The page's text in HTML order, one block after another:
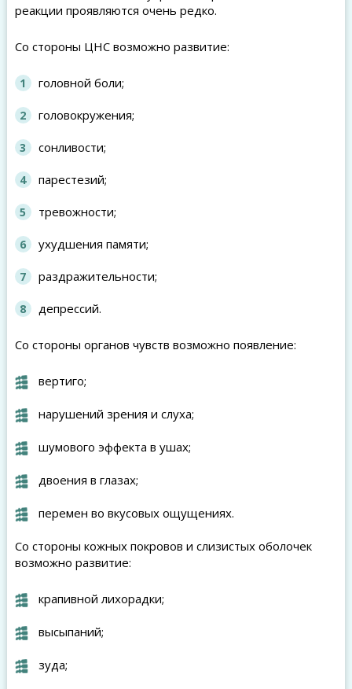
реакции проявляются очень редко.
Со стороны ЦНС возможно развитие:
головной боли;
головокружения;
сонливости;
парестезий;
тревожности;
ухудшения памяти;
раздражительности;
депрессий.
Со стороны органов чувств возможно появление:
вертиго;
нарушений зрения и слуха;
шумового эффекта в ушах;
двоения в глазах;
перемен во вкусовых ощущениях.
Со стороны кожных покровов и слизистых оболочек
возможно развитие:
крапивной лихорадки;
высыпаний;
зуда;